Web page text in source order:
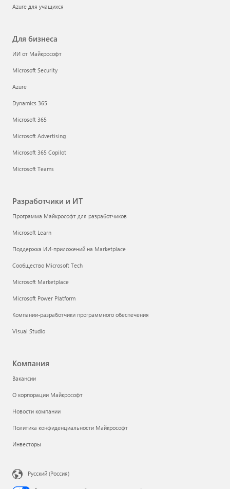
Azure для учащихся
Для бизнеса
ИИ от Майкрософт
Microsoft Security
Azure
Dynamics 365
Microsoft 365
Microsoft Advertising
Microsoft 365 Copilot
Microsoft Teams
Разработчики и ИТ
Программа Майкрософт для разработчиков
Microsoft Learn
Поддержка ИИ-приложений на Marketplace
Сообщество Microsoft Tech
Microsoft Marketplace
Microsoft Power Platform
Компании-разработчики программного обеспечения
Visual Studio
Компания
Вакансии
О корпорации Майкрософт
Новости компании
Политика конфиденциальности Майкрософт
Инвесторы
Русский (Россия)